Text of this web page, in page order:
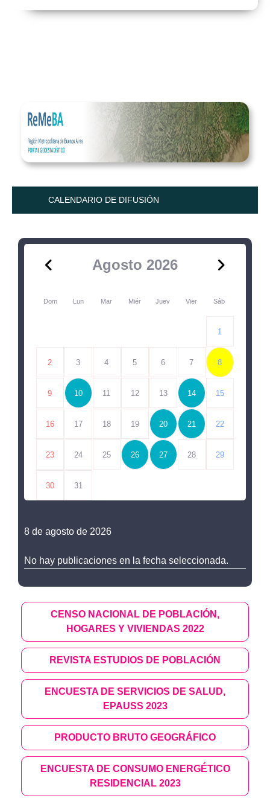
CALENDARIO DE DIFUSIÓN
Agosto 2026
Dom Lun Mar Miér Juev Vier Sáb
1
2 3 4 5 6 7 8
9 10 11 12 13 14 15
16 17 18 19 20 21 22
23 24 25 26 27 28 29
30 31
8 de agosto de 2026
No hay publicaciones en la fecha seleccionada.
CENSO NACIONAL DE POBLACIÓN,
HOGARES Y VIVIENDAS 2022
REVISTA ESTUDIOS DE POBLACIÓN
ENCUESTA DE SERVICIOS DE SALUD,
EPAUSS 2023
PRODUCTO BRUTO GEOGRÁFICO
ENCUESTA DE CONSUMO ENERGÉTICO
RESIDENCIAL 2023